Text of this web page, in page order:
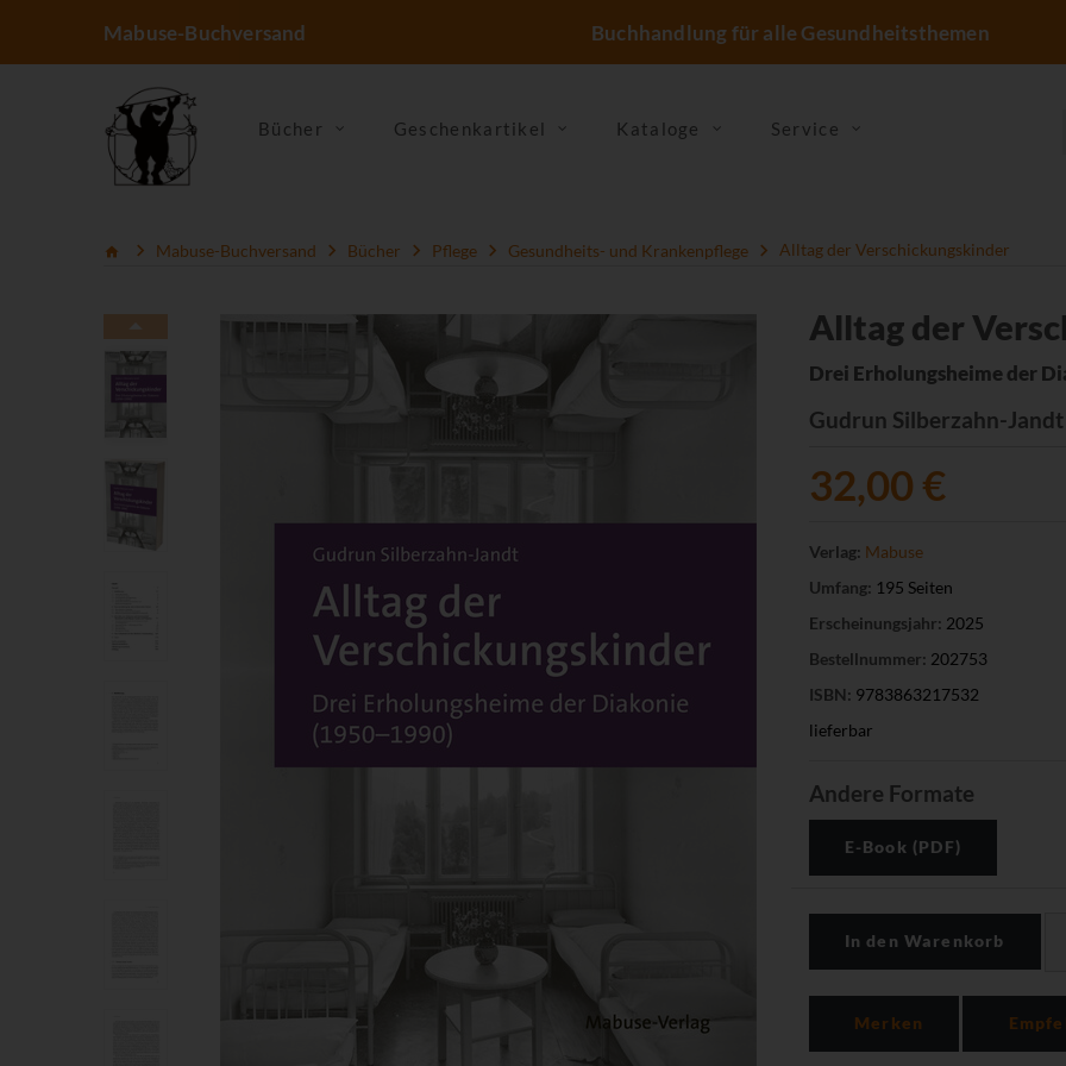
Mabuse-Buchversand Buchhandlung für alle Gesundheitsthemen
Bücher Geschenkartikel Kataloge Service
Mabuse-Buchversand Bücher Pflege Gesundheits- und Krankenpflege Alltag der Verschickungskinder
Alltag der
Drei Erholungsheime der
Gudrun Silberzahn-Jandt
32,00 €
Verlag: Mabuse
Umfang: 195 Seiten
Erscheinungsjahr: 2025
Bestellnummer: 202753
ISBN: 9783863217532
lieferbar
Andere Formate
E-Book (PDF)
In den Warenkorb
Merken